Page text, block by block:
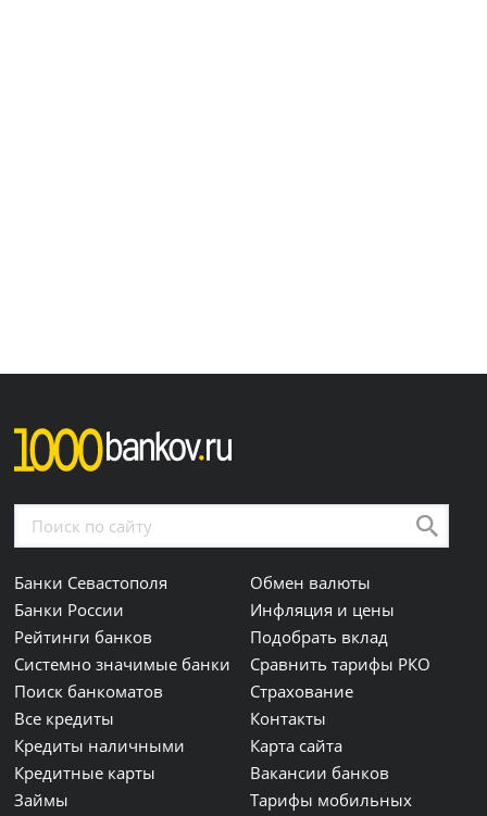
Банки Севастополя
Банки России
Рейтинги банков
Системно значимые банки
Поиск банкоматов
Все кредиты
Кредиты наличными
Кредитные карты
Займы
Обмен валюты
Инфляция и цены
Подобрать вклад
Сравнить тарифы РКО
Страхование
Контакты
Карта сайта
Вакансии банков
Тарифы мобильных